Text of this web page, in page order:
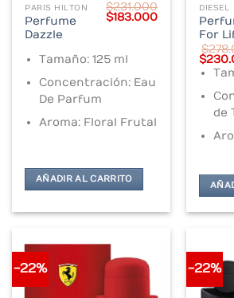
PARIS HILTON
Perfume
Dazzle
$231.000
Original
$183.000Current
$183.000.
Tamaño: 125 ml
Concentración: Eau
De Parfum
Aroma: Floral Frutal
AÑADIR AL CARRITO
DIESEL
For
$
price
was:
$
de
-22% -22%